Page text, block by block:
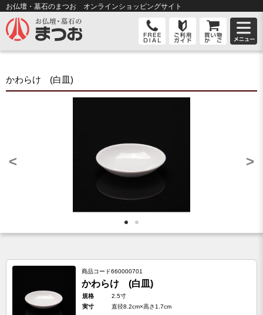
お仏壇・墓石のまつお オンラインショッピングサイト
かわらけ (白皿)
< >
商品コード660000701
かわらけ (白皿)
規格
2.5寸
実寸
直径8.2cm×高さ1.7cm